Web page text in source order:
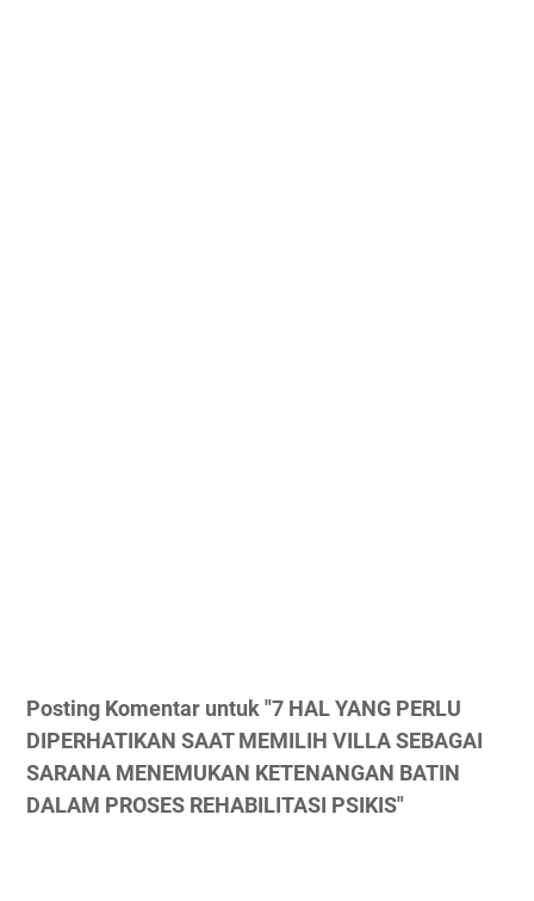
Posting Komentar untuk "7 HAL YANG PERLU
DIPERHATIKAN SAAT MEMILIH VILLA SEBAGAI
SARANA MENEMUKAN KETENANGAN BATIN
DALAM PROSES REHABILITASI PSIKIS"